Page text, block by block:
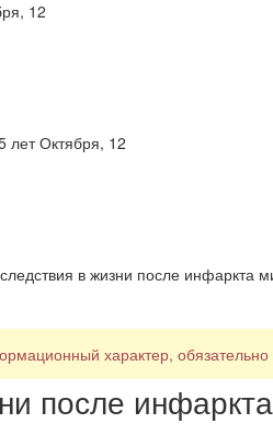
12
лет Октября, 12
в жизни после инфаркта
характер, обязательно
после